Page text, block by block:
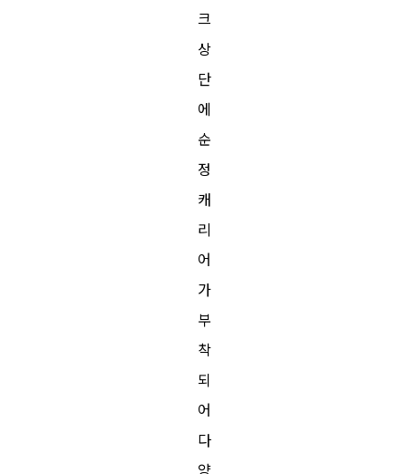
크
상
단
에
순
정
캐
리
어
가
부
착
되
어
다
양